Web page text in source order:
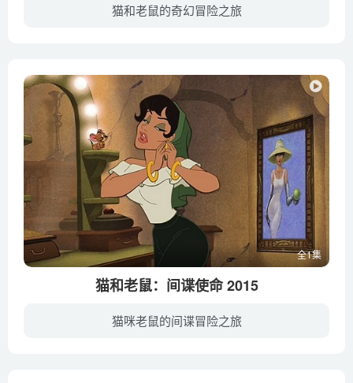
猫和老鼠的奇幻冒险之旅
全1集
猫和老鼠：间谍使命 2015
猫咪老鼠的间谍冒险之旅